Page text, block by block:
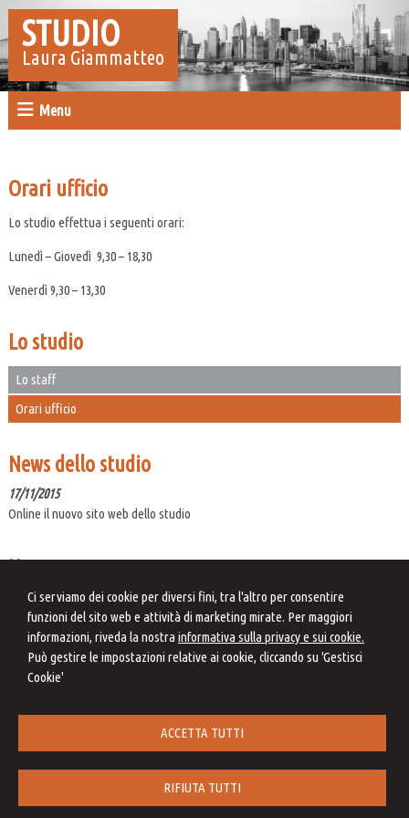
Ci serviamo dei cookie per diversi fini, tra l'altro per consentire
funzioni del sito web e attività di marketing mirate. Per maggiori
informazioni, riveda la nostra informativa sulla privacy e sui cookie.
Può gestire le impostazioni relative ai cookie, cliccando su 'Gestisci
Cookie'
ACCETTA TUTTI
RIFIUTA TUTTI
STUDIO
Laura Giammatteo
Menu
Orari ufficio
Lo studio effettua i seguenti orari:
Lunedì – Giovedì 9,30 – 18,30
Venerdì 9,30 – 13,30
Lo studio
Lo staff
Orari ufficio
News dello studio
17/11/2015
Online il nuovo sito web dello studio
News
06/08/2026
Correzione errori contabili: una soluzione di compromesso
07/08/2026
Cooperative compliance: la mappatura dei rischi fiscali derivanti
dall'applicazione dei principi contabili
Auto aziendale e fringe benefit: cosa succede durante ferie e assenze
Studio Laura Giammatteo